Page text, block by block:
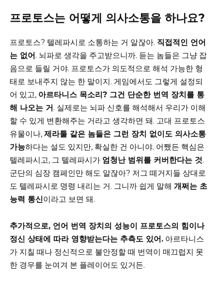
프로토스는 어떻게 의사소통을 하나요?
프로토스? 텔레파시로 소통하는 거 알잖아. 직접적인 언어
는 없어 . 뇌파로 생각을 주고받으니까. 듣는 놈들은 그냥 잡
음으로 들릴 거야. 프로토스가 의도적으로 해석 가능한 형
태로 보내주지 않는 한 말이지. 게임에서도 그렇게 설정되
어 있고, 아르타니스 목소리? 그건 단순한 번역 장치를 통
해 나오는 거 . 실제로는 뇌파 신호를 해석해서 우리가 이해
할 수 있게 변환해주는 거라고 생각하면 돼. 고대 프로토스
유물이나, 제라툴 같은 놈들은 그런 장치 없이도 의사소통
가능하다는 설도 있지만, 확실한 건 아니야. 어쨌든 핵심은
텔레파시고, 그 텔레파시가 엄청난 범위를 커버한다는 것.
군단의 심장 캠페인만 해도 알잖아? 저그 떼거지들 상대로
도 텔레파시로 명령 내리는 거. 그니까 쉽게 말해 개쩌는 초
능력 통신이라고 보면 돼.
추가적으로, 언어 번역 장치의 성능이 프로토스의 힘이나
정신 상태에 따라 영향받는다는 추측도 있어. 아르타니스
가 지칠 때나 정신적으로 불안정할 때 번역이 매끄럽지 못
한 경우를 눈여겨 본 플레이어도 있거든.